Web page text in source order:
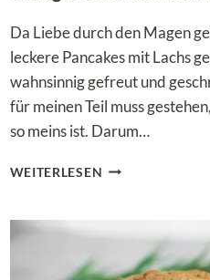
Da Liebe durch den Magen
leckere Pancakes mit Lachs
wahnsinnig gefreut und
für meinen Teil muss
so meins ist. Darum…
WEITERLESEN DEFTIGE
LACHS